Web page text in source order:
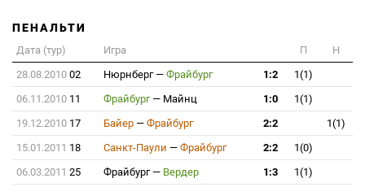
ПЕНАЛЬТИ
Дата (тур) Игра П
Н
28.08.2010 02 Нюрнберг — Фрайбург 1:2
1(1)
06.11.2010 11 Фрайбург — Майнц 1:0
1(1)
19.12.2010 17 Байер — Фрайбург 2:2
1(1)
15.01.2011 18 Санкт-Паули — Фрайбург 2:2
1(0)
06.03.2011 25 Фрайбург — Вердер 1:3
1(1)